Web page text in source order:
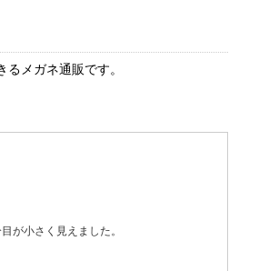
メガネ通販です。
が小さく見えました。